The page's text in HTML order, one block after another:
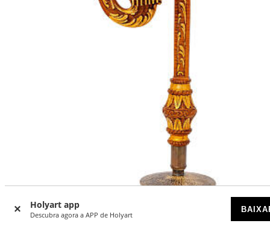
Holyart app
Descubra agora a APP de Holyart
Báculo Cordeiro com cruz em madeira entalhada em